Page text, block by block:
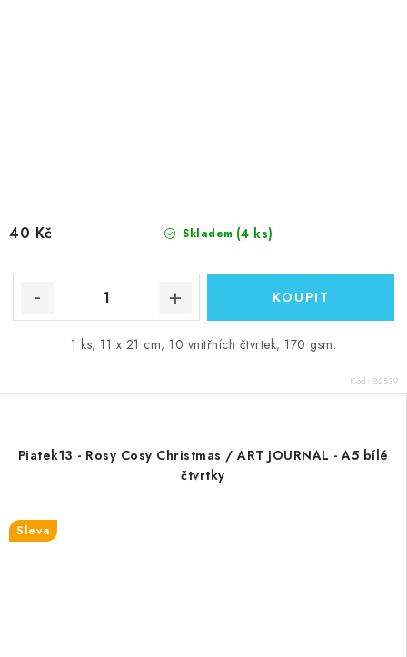
Skladem (4 ks)
40 Kč
1 ks; 11 x 21 cm; 10 vnitřních čtvrtek; 170 gsm.
Kód: 82539
Piatek13 - Rosy Cosy Christmas / ART JOURNAL - A5 bílé
čtvrtky
Sleva